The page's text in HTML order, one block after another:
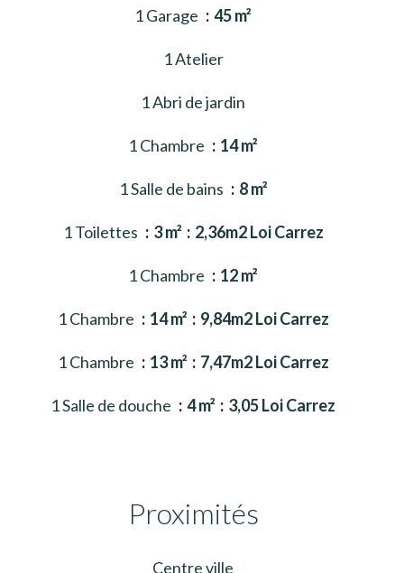
1 Garage 45 m²
1 Atelier
1 Abri de jardin
1 Chambre 14 m²
1 Salle de bains 8 m²
1 Toilettes 3 m² 2,36m2 Loi Carrez
1 Chambre 12 m²
1 Chambre 14 m² 9,84m2 Loi Carrez
1 Chambre 13 m² 7,47m2 Loi Carrez
1 Salle de douche 4 m² 3,05 Loi Carrez
Proximités
Centre ville